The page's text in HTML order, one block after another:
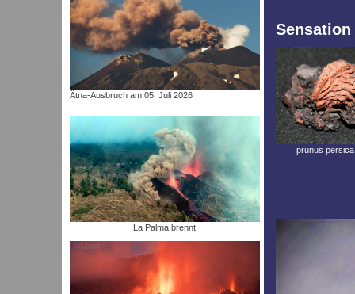
Ätna-Ausbruch am 05. Juli 2026
La Palma brennt
prunus